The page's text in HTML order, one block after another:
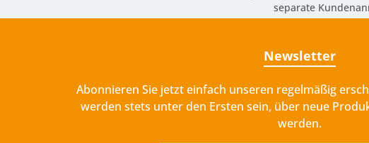
separate
Newsletter
Abonnieren Sie jetzt einfach unseren regelmäßig
werden stets unter den Ersten sein, über neue
werden.